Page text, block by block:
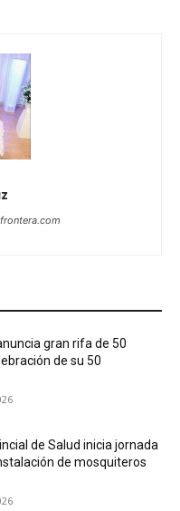
gran rifa de 50
de su 50
de Salud inicia jornada
de mosquiteros